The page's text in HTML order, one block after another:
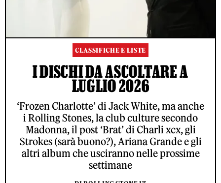
CLASSIFICHE E LISTE
I DISCHI DA ASCOLTARE A
LUGLIO 2026
‘Frozen Charlotte’ di Jack White, ma anche
i Rolling Stones, la club culture secondo
Madonna, il post ‘Brat’ di Charli xcx, gli
Strokes (sarà buono?), Ariana Grande e gli
altri album che usciranno nelle prossime
settimane